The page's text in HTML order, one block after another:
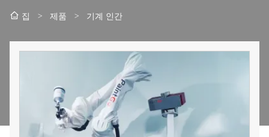
집 > 제품 > 기계 인간